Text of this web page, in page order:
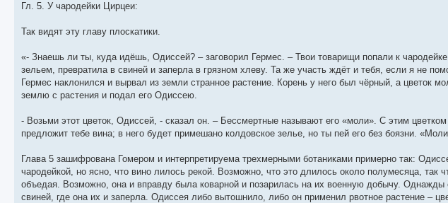
Гл. 5. У чародейки Цирцеи:
Так видят эту главу плоскатики.
«- Знаешь ли ты, куда идёшь, Одиссей? – заговорил Гермес. – Твои товарищи попали к
зельем, превратила в свиней и заперла в грязном хлеву. Та же участь ждёт и тебя, если я не
Гермес наклонился и вырвал из земли странное растение. Корень у него был чёрный, а цветок
землю с растения и подал его Одиссею.
- Возьми этот цветок, Одиссей, - сказал он. – Бессмертные называют его «моли». С этим
предложит тебе вина; в него будет примешано колдовское зелье, но ты пей его без боязни.
Глава 5 зашифрована Гомером и интерпретируема трехмерными ботаниками примерно так:
чародейкой, но ясно, что вино лилось рекой. Возможно, что это длилось около полумесяца, так
объедая. Возможно, она и вправду была коварной и позарилась на их военную добычу.
свиней, где она их и заперла. Одиссея либо вытошнило, либо он применил рвотное растение –